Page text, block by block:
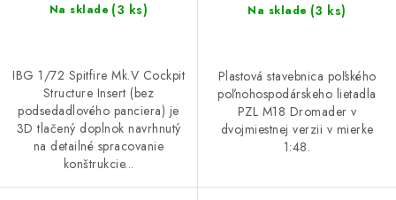
Na sklade (3 ks)
IBG 1/72 Spitfire Mk.V Cockpit
Structure Insert (bez
podsedadlového panciera) je
3D tlačený doplnok navrhnutý
na detailné spracovanie
konštrukcie...
Na sklade (3 ks)
Plastová stavebnica poľského
poľnohospodárskeho lietadla
PZL M18 Dromader v
dvojmiestnej verzii v mierke
1:48.